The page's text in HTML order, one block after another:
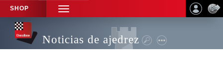
SHOP
TOGGLE
NAVIGATION
Noticias de ajedrez